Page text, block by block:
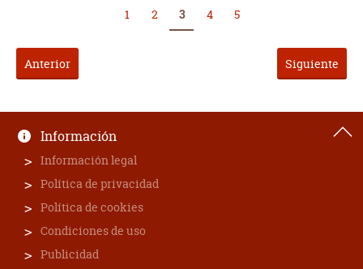
Anterior
1 2 3 4 5
Siguiente
Información
Información legal
Política de privacidad
Política de cookies
Condiciones de uso
Publicidad